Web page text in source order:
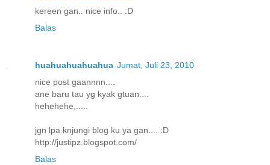
kereen gan.. nice info.. :D
Balas
huahuahuahuahua Jumat, Juli 23, 2010
nice post gaannnn....
ane baru tau yg kyak gtuan....
hehehehe,.....
jgn lpa knjungi blog ku ya gan.... :D
http://justipz.blogspot.com/
Balas